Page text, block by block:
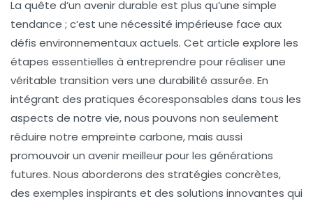
La quête d’un avenir durable est plus qu’une simple
tendance ; c’est une nécessité impérieuse face aux
défis environnementaux actuels. Cet article explore les
étapes essentielles à entreprendre pour réaliser une
véritable transition vers une durabilité assurée. En
intégrant des pratiques écoresponsables dans tous les
aspects de notre vie, nous pouvons non seulement
réduire notre empreinte carbone, mais aussi
promouvoir un avenir meilleur pour les générations
futures. Nous aborderons des stratégies concrètes,
des exemples inspirants et des solutions innovantes qui